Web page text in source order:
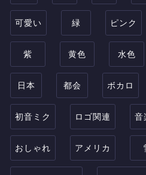
可愛い 緑 ピンク
紫 黄色 水色
日本 都会 ボカロ
初音ミク ロゴ関連 音
おしゃれ アメリカ